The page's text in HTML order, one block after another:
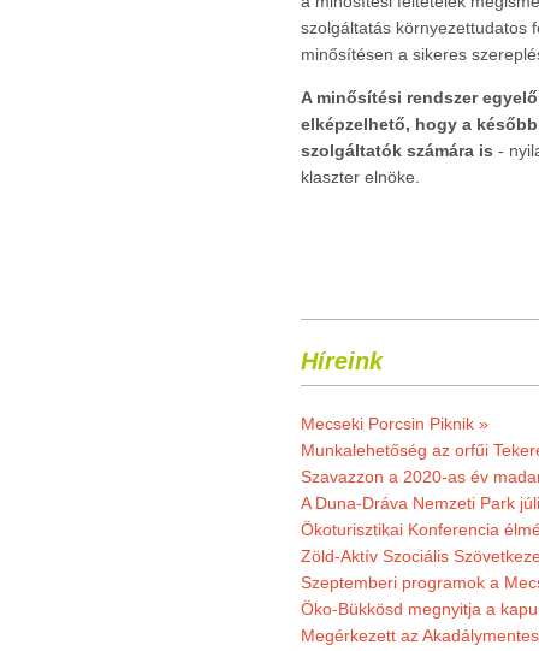
szolgáltatás környezettudatos
minősítésen a sikeres
A minősítési rendszer
elképzelhető, hogy a
szolgáltatók számára is -
klaszter elnöke.
Híreink
Mecseki Porcsin Piknik »
Munkalehetőség az orfűi
Szavazzon a 2020-as év
A Duna-Dráva Nemzeti Park
Ökoturisztikai Konferencia
Zöld-Aktív Szociális
Szeptemberi programok a
Öko-Bükkösd megnyitja a
Megérkezett az